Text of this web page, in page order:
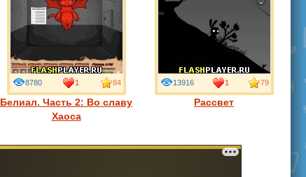
Белиал. Часть 2: Во славу
Хаоса
8780 1 84
Рассвет
13916 1 79